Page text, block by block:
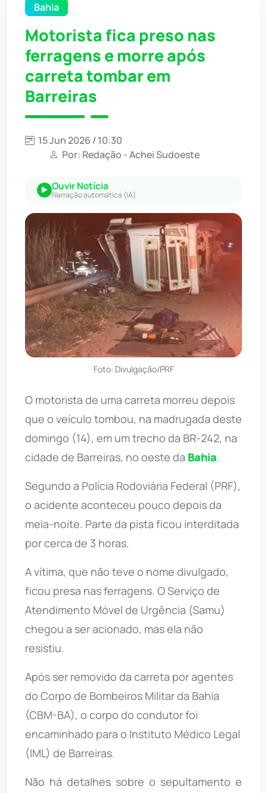
Bahia
Motorista fica preso nas
ferragens e morre após
carreta tombar em
Barreiras
15 Jun 2026 / 10:30
Por: Redação - Achei Sudoeste
Ouvir Notícia
Narração automática (IA)
Foto: Divulgação/PRF
O motorista de uma carreta morreu depois
que o veículo tombou, na madrugada deste
domingo (14), em um trecho da BR-242, na
cidade de Barreiras, no oeste da Bahia.
Segundo a Polícia Rodoviária Federal (PRF),
o acidente aconteceu pouco depois da
meia-noite. Parte da pista ficou interditada
por cerca de 3 horas.
A vítima, que não teve o nome divulgado,
ficou presa nas ferragens. O Serviço de
Atendimento Móvel de Urgência (Samu)
chegou a ser acionado, mas ela não
resistiu.
Após ser removido da carreta por agentes
do Corpo de Bombeiros Militar da Bahia
(CBM-BA), o corpo do condutor foi
encaminhado para o Instituto Médico Legal
(IML) de Barreiras.
Não há detalhes sobre o sepultamento e